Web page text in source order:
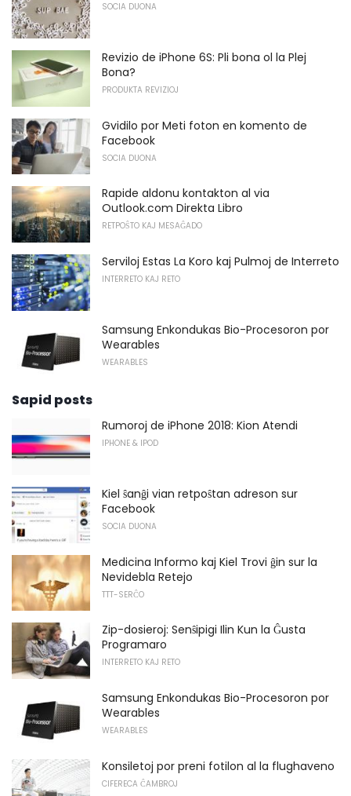
SOCIA DUONA
Revizio de iPhone 6S: Pli bona ol la Plej
Bona?
PRODUKTA REVIZIOJ
Gvidilo por Meti foton en komento de
Facebook
SOCIA DUONA
Rapide aldonu kontakton al via
Outlook.com Direkta Libro
RETPOŜTO KAJ MESAĜADO
Serviloj Estas La Koro kaj Pulmoj de Interreto
INTERRETO KAJ RETO
Samsung Enkondukas Bio-Procesoron por
Wearables
WEARABLES
Sapid posts
Rumoroj de iPhone 2018: Kion Atendi
IPHONE & IPOD
Kiel ŝanĝi vian retpoŝtan adreson sur
Facebook
SOCIA DUONA
Medicina Informo kaj Kiel Trovi ĝin sur la
Nevidebla Retejo
TTT-SERĈO
Zip-dosieroj: Senŝipigi Ilin Kun la Ĝusta
Programaro
INTERRETO KAJ RETO
Samsung Enkondukas Bio-Procesoron por
Wearables
WEARABLES
Konsiletoj por preni fotilon al la flughaveno
CIFERECA ĈAMBROJ